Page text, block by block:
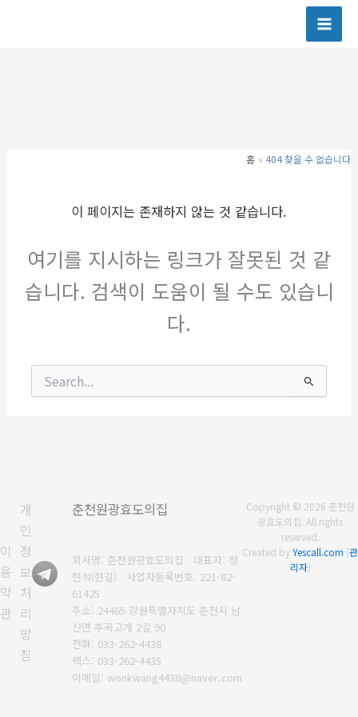
홈 404 찾을 수 없습니다
이 페이지는 존재하지 않는 것 같습니다.
여기를 지시하는 링크가 잘못된 것 같
습니다. 검색이 도움이 될 수도 있습니
다.
이
용
약
관
개
인
정
보
처
리
방
침
춘천원광효도의집
회사명: 춘천원광효도의집 대표자: 정
현석(현길) 사업자등록번호: 221-82-
61425
주소: 24465 강원특별자치도 춘천시 남
산면 추곡고개 2길 90
전화: 033-262-4438
팩스: 033-262-4435
이메일: wonkwang4438@naver.com
Copyright © 2026 춘천원
광효도의집. All rights
reserved.
Created byYescall.com [관
리자]